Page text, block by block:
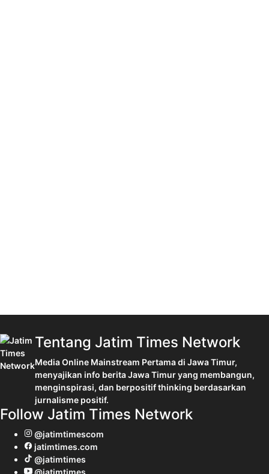
Tentang Jatim Times Network
Media Online Mainstream Pertama di Jawa Timur,
menyajikan info berita Jawa Timur yang membangun,
menginspirasi, dan berpositif thinking berdasarkan
jurnalisme positif.
Follow Jatim Times Network
@jatimtimescom
jatimtimes.com
@jatimtimes
@jatimtimes